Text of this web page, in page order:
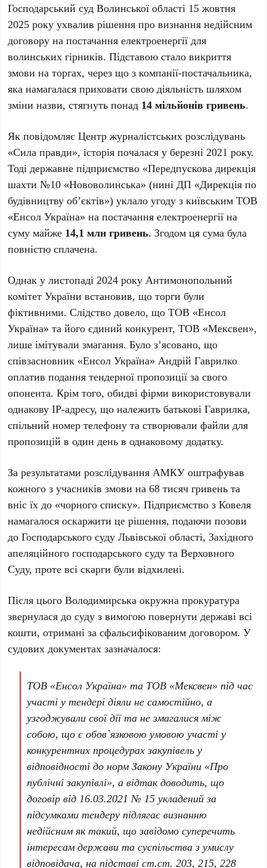
Господарський суд Волинської області 15 жовтня
2025 року ухвалив рішення про визнання недійсним
договору на постачання електроенергії для
волинських гірників. Підставою стало викриття
змови на торгах, через що з компанії-постачальника,
яка намагалася приховати свою діяльність шляхом
зміни назви, стягнуть понад 14 мільйонів гривень.
Як повідомляє Центр журналістських розслідувань
«Сила правди», історія почалася у березні 2021 року.
Тоді державне підприємство «Передпускова дирекція
шахти №10 «Нововолинська» (нині ДП «Дирекція по
будівництву об’єктів») уклало угоду з київським ТОВ
«Енсол Україна» на постачання електроенергії на
суму майже 14,1 млн гривень. Згодом ця сума була
повністю сплачена.
Однак у листопаді 2024 року Антимонопольний
комітет України встановив, що торги були
фіктивними. Слідство довело, що ТОВ «Енсол
Україна» та його єдиний конкурент, ТОВ «Мексвен»,
лише імітували змагання. Було з’ясовано, що
співзасновник «Енсол Україна» Андрій Гаврилко
оплатив подання тендерної пропозиції за свого
опонента. Крім того, обидві фірми використовували
однакову IP-адресу, що належить батькові Гаврилка,
спільний номер телефону та створювали файли для
пропозицій в один день в однаковому додатку.
За результатами розслідування АМКУ оштрафував
кожного з учасників змови на 68 тисяч гривень та
вніс їх до «чорного списку». Підприємство з Ковеля
намагалося оскаржити це рішення, подаючи позови
до Господарського суду Львівської області, Західного
апеляційного господарського суду та Верховного
Суду, проте всі скарги були відхилені.
Після цього Володимирська окружна прокуратура
звернулася до суду з вимогою повернути державі всі
кошти, отримані за сфальсифікованим договором. У
судових документах зазначалося:
ТОВ «Енсол Україна» та ТОВ «Мексвен» під час
участі у тендері діяли не самостійно, а
узгоджували свої дії та не змагалися між
собою, що є обов`язковою умовою участі у
конкурентних процедурах закупівель у
відповідності до норм Закону України «Про
публічні закупівлі», а відтак доводить, що
договір від 16.03.2021 № 15 укладений за
підсумками тендеру підлягає визнанню
недійсним як такий, що завідомо суперечить
інтересам держави та суспільства з умислу
відповідача, на підставі ст.ст. 203, 215, 228